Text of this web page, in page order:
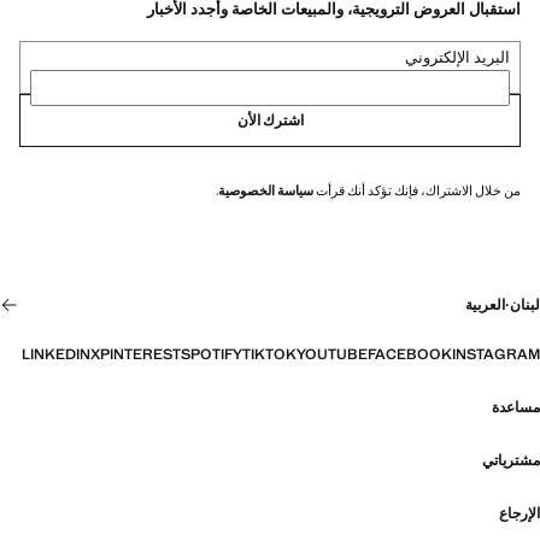
استقبال العروض الترويجية، والمبيعات الخاصة وأجدد الأخبار
البريد الإلكتروني
اشترك الأن
من خلال الاشتراك، فإنك تؤكد أنك قرأتسياسة الخصوصية.
لبنان·العربية
INSTAGRAM
FACEBOOK
YOUTUBE
TIKTOK
SPOTIFY
PINTEREST
X
LINKEDIN
مساعدة
مشترياتي
الإرجاع